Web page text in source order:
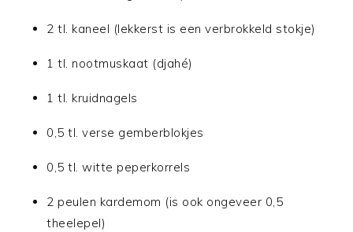
2 tl. kaneel (lekkerst is een verbrokkeld stokje)
1 tl. nootmuskaat (djahé)
1 tl. kruidnagels
0,5 tl. verse gemberblokjes
0,5 tl. witte peperkorrels
2 peulen kardemom (is ook ongeveer 0,5
theelepel)